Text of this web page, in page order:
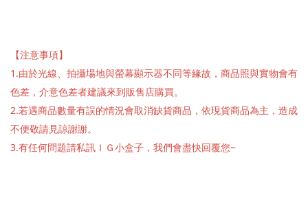
【注意事項】
1.由於光線、拍攝場地與螢幕顯示器不同等緣故，商品照與實物會有
色差，介意色差者建議來到販售店購買。
2.若遇商品數量有誤的情況會取消缺貨商品，依現貨商品為主，造成
不便敬請見諒謝謝。
3.有任何問題請私訊ＩＧ小盒子，我們會盡快回覆您~